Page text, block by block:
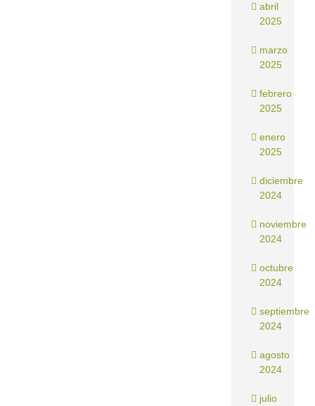
abril
2025
marzo
2025
febrero
2025
enero
2025
diciembre
2024
noviembre
2024
octubre
2024
septiembre
2024
agosto
2024
julio